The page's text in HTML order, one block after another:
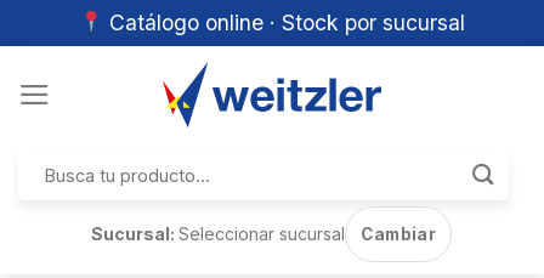
Catálogo online · Stock por sucursal
por:
Sucursal:Seleccionar sucursal Cambiar